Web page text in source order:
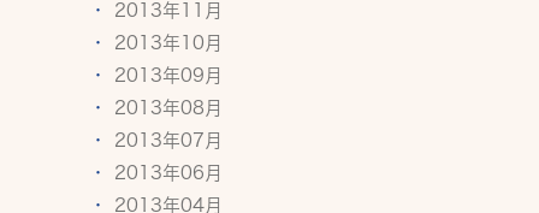
2013年11月
2013年10月
2013年09月
2013年08月
2013年07月
2013年06月
2013年04月